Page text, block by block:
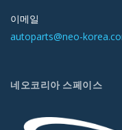
이메일
autoparts@neo-
네오코리아 스페이스